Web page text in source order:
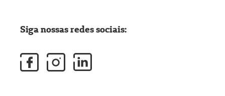
Siga nossas redes sociais: